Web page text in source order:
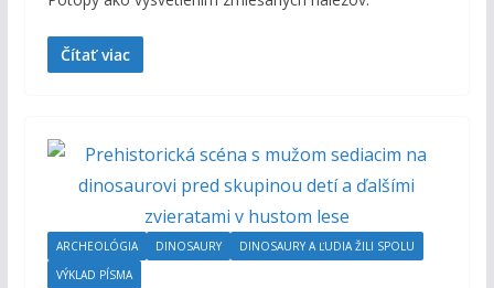
Čítať viac
ARCHEOLÓGIA DINOSAURY
DINOSAURY A ĽUDIA ŽILI SPOLU
VÝKLAD PÍSMA